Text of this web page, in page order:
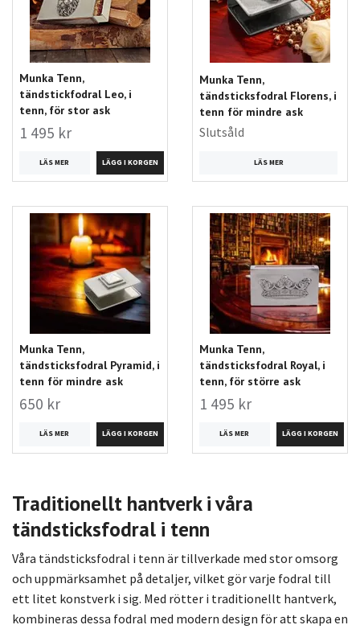
Munka Tenn,
tändstickfodral Leo, i
tenn, för stor ask
1 495 kr
LÄS MER
Munka Tenn,
tändsticksfodral Florens, i
tenn för mindre ask
Slutsåld
LÄS MER
Munka Tenn,
tändsticksfodral Pyramid, i
tenn för mindre ask
650 kr
LÄS MER
Munka Tenn,
tändsticksfodral Royal, i
tenn, för större ask
1 495 kr
LÄS MER
Traditionellt hantverk i våra
tändsticksfodral i tenn
Våra tändsticksfodral i tenn är tillverkade med stor omsorg
och uppmärksamhet på detaljer, vilket gör varje fodral till
ett litet konstverk i sig. Med rötter i traditionellt hantverk,
kombineras dessa fodral med modern design för att skapa en